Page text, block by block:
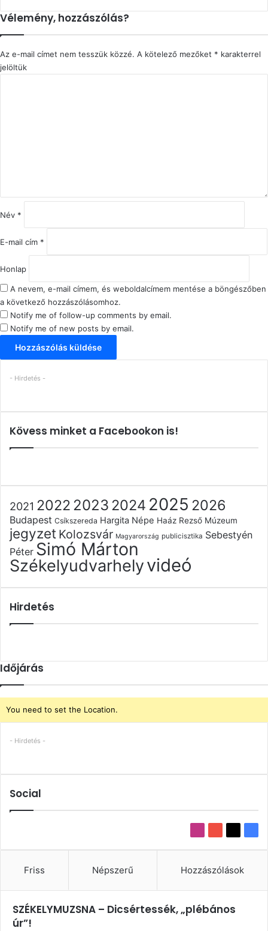
Vélemény, hozzászólás?
Az e-mail címet nem tesszük közzé. A kötelező mezőket * karakterrel
jelöltük
á
sNév *
E-mail cím *
Honlap
A nevem, e-mail címem, és weboldalcímem mentése a böngészőben
a következő hozzászólásomhoz.
Notify me of follow-up comments by email.
Notify me of new posts by email.
- Hirdetés -
Kövess minket a Facebookon is!
2021 2022 2023 2024 2025 2026
Budapest Csíkszereda Hargita Népe Haáz Rezső Múzeum
jegyzet Kolozsvár Magyarország publicisztika Sebestyén
Péter Simó Márton
Székelyudvarhelyvideó
Hirdetés
Időjárás
You need to set the Location.
- Hirdetés -
Social
Friss Népszerű Hozzászólások
SZÉKELYMUZSNA – Dicsértessék, „plébános
úr”!